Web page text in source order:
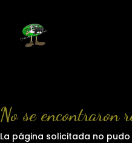
No se encontraron
La página solicitada no